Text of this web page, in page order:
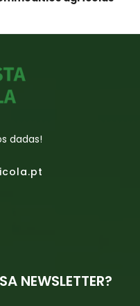
dadas!
NEWSLETTER?